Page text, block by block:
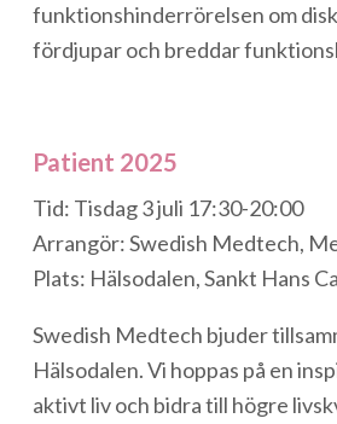
funktionshinderrörelsen om
fördjupar och breddar
Patient 2025
Tid: Tisdag 3 juli 17:30-20:00
Arrangör: Swedish Medtech,
Plats: Hälsodalen, Sankt Hans
Swedish Medtech bjuder
Hälsodalen. Vi hoppas på en
aktivt liv och bidra till högre